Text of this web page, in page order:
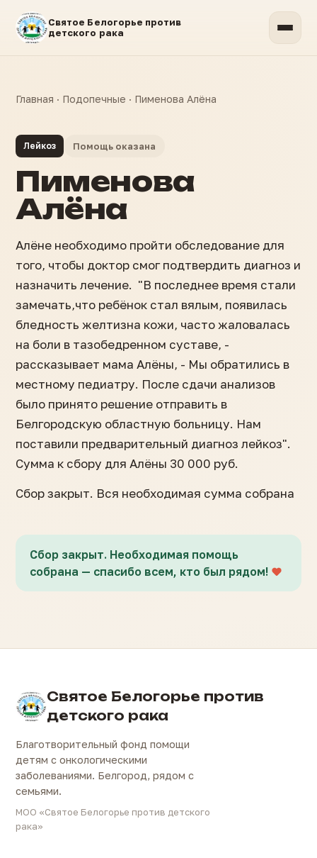
Святое Белогорье против
детского рака
Главная · Подопечные · Пименова Алёна
Лейкоз Помощь оказана
Пименова
Алёна
Алёне необходимо пройти обследование для
того, чтобы доктор смог подтвердить диагноз и
назначить лечение. "В последнее время стали
замечать,что ребёнок стал вялым, появилась
бледность желтизна кожи, часто жаловалась
на боли в тазобедренном суставе, -
рассказывает мама Алёны, - Мы обратились в
местному педиатру. После сдачи анализов
было принято решение отправить в
Белгородскую областную больницу. Нам
поставили предварительный диагноз лейкоз".
Сумма к сбору для Алёны 30 000 руб.
Сбор закрыт. Вся необходимая сумма собрана
Сбор закрыт. Необходимая помощь
собрана — спасибо всем, кто был рядом!
Святое Белогорье против
детского рака
Благотворительный фонд помощи
детям с онкологическими
заболеваниями. Белгород, рядом с
семьями.
МОО «Святое Белогорье против детского
рака»